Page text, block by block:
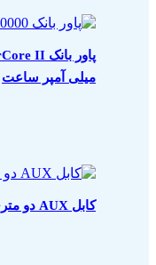
میلی آمپر ساعت
کابل AUX دو متری اوریکو مدل XMC-20